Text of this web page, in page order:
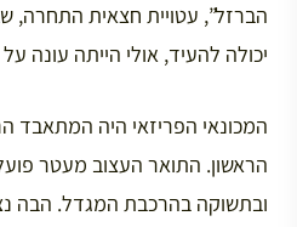
הברזל”, עטויית חצאית התחרה,
יכולה להעיד, אולי הייתה עונה על
המכונאי הפריזאי היה המתאבד
הראשון. התואר העצוב מעטר
ובתשוקה בהרכבת המגדל. הבה